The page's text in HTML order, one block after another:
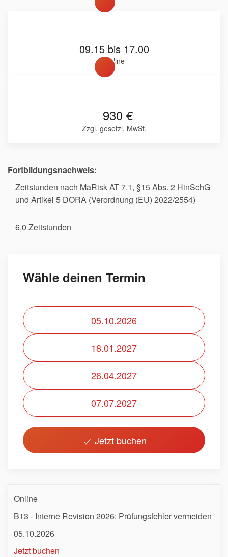
09.15 bis 17.00
Online
930 €
Zzgl. gesetzl. MwSt.
Fortbildungsnachweis:
Zeitstunden nach MaRisk AT 7.1, §15 Abs. 2 HinSchG
und Artikel 5 DORA (Verordnung (EU) 2022/2554)
6,0 Zeitstunden
Wähle deinen Termin
05.10.2026
18.01.2027
26.04.2027
07.07.2027
Jetzt buchen
Online
B13 - Interne Revision 2026: Prüfungsfehler vermeiden
05.10.2026
Jetzt buchen